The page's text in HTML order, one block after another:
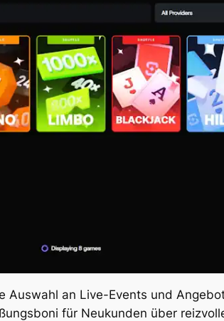
an Live-Events und
für Neukunden über